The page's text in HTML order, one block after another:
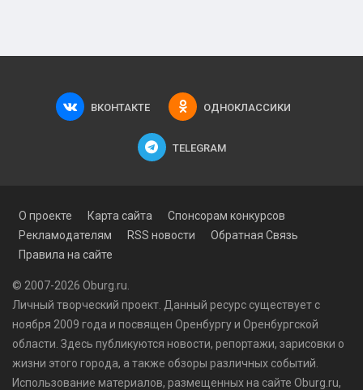
ВКОНТАКТЕ ОДНОКЛАССИКИ
TELEGRAM
О проекте Карта сайта
Спонсорам конкурсов
Рекламодателям
RSS новости
Обратная Связь
Правила на сайте
© 2007-2026 Oburg.ru.
Личный творческий проект. Данный ресурс существует с
ноября 2009 года и посвящен Оренбургу и Оренбургской
области. Здесь публикуются новости, репортажи, зарисовки о
жизни этого города, а также обзоры различных событий.
Использование материалов, размещенных на сайте Oburg.ru,